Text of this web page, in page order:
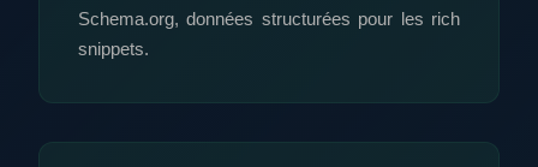
Schema.org, données structurées pour les rich
snippets.